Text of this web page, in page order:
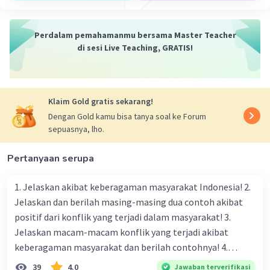
Perdalam pemahamanmu bersama Master Teacher
di sesi Live Teaching, GRATIS!
Klaim Gold gratis sekarang!
Dengan Gold kamu bisa tanya soal ke Forum
sepuasnya, lho.
Pertanyaan serupa
1. Jelaskan akibat keberagaman masyarakat Indonesia! 2.
Jelaskan dan berilah masing-masing dua contoh akibat
positif dari konflik yang terjadi dalam masyarakat! 3.
Jelaskan macam-macam konflik yang terjadi akibat
keberagaman masyarakat dan berilah contohnya! 4.
Mengapa dalam masyarakat yang memiliki keberagaman
39 4.0 Jawaban terverifikasi